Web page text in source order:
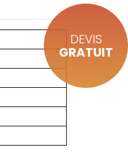
DEVIS
GRATUIT